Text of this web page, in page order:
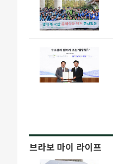
브라보 마이 라이프